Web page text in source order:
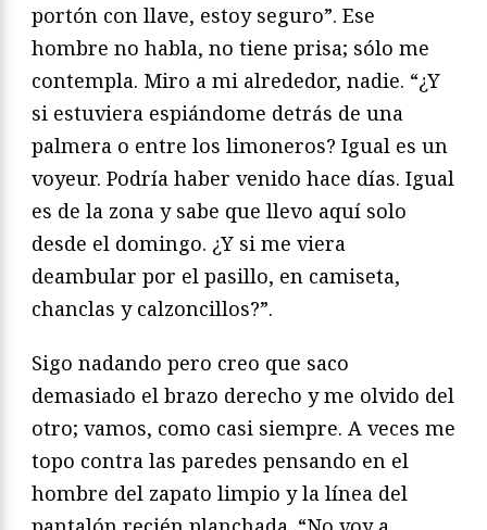
portón con llave, estoy seguro”. Ese
hombre no habla, no tiene prisa; sólo me
contempla. Miro a mi alrededor, nadie. “¿Y
si estuviera espiándome detrás de una
palmera o entre los limoneros? Igual es un
voyeur. Podría haber venido hace días. Igual
es de la zona y sabe que llevo aquí solo
desde el domingo. ¿Y si me viera
deambular por el pasillo, en camiseta,
chanclas y calzoncillos?”.
Sigo nadando pero creo que saco
demasiado el brazo derecho y me olvido del
otro; vamos, como casi siempre. A veces me
topo contra las paredes pensando en el
hombre del zapato limpio y la línea del